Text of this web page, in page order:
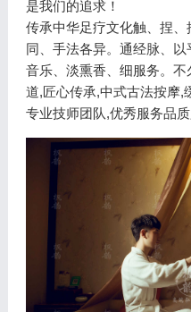
是我们的追求！
传承中华足疗文化触、捏
同、手法各异。通经脉、
音乐、淡熏香、细服务。
道,匠心传承,中式古法按摩,
专业技师团队,优秀服务品